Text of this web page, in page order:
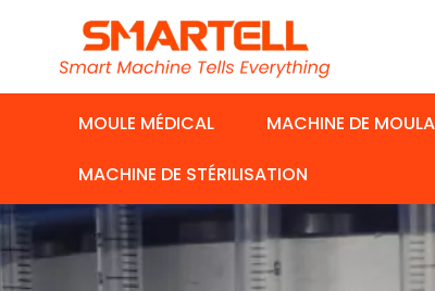
MOULE MÉDICAL MACHINE DE
MACHINE DE STÉRILISATION